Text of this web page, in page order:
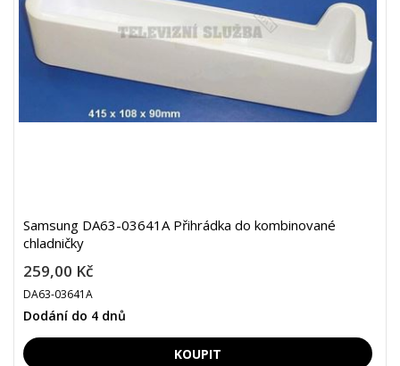
Samsung DA63-03641A Přihrádka do kombinované
chladničky
259,00 Kč
DA63-03641A
Dodání do 4 dnů